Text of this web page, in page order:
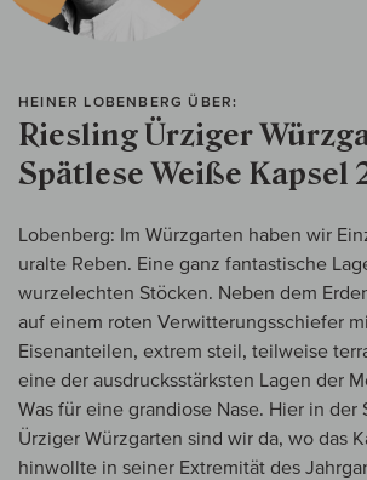
HEINER LOBENBERG ÜBER:
Riesling Ürziger
Spätlese Weiße Kapsel
Lobenberg: Im Würzgarten haben wir
uralte Reben. Eine ganz fantastische
wurzelechten Stöcken. Neben dem
auf einem roten Verwitterungsschiefer
Eisenanteilen, extrem steil, teilweise
eine der ausdrucksstärksten Lagen der
Was für eine grandiose Nase. Hier in der
Ürziger Würzgarten sind wir da, wo das
hinwollte in seiner Extremität des